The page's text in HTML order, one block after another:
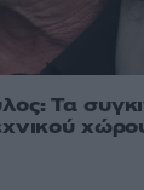
Τα